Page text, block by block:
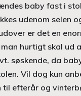
baby fast i
udenom selen
er det en
hurtigt skal ud
søskende, da
Vil dog kun
til efterår og